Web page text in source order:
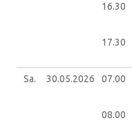
16.30
17.30
Sa. 30.05.2026 07.00
08.00